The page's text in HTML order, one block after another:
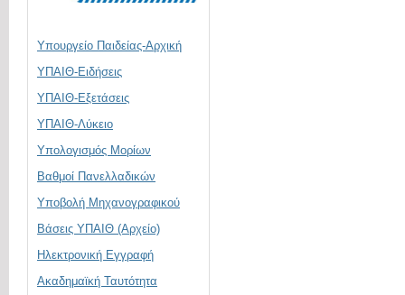
Υπουργείο Παιδείας-Αρχική
ΥΠΑΙΘ-Ειδήσεις
ΥΠΑΙΘ-Εξετάσεις
ΥΠΑΙΘ-Λύκειο
Υπολογισμός Μορίων
Βαθμοί Πανελλαδικών
Υποβολή Μηχανογραφικού
Βάσεις ΥΠΑΙΘ (Αρχείο)
Ηλεκτρονική Eγγραφή
Ακαδημαϊκή Ταυτότητα